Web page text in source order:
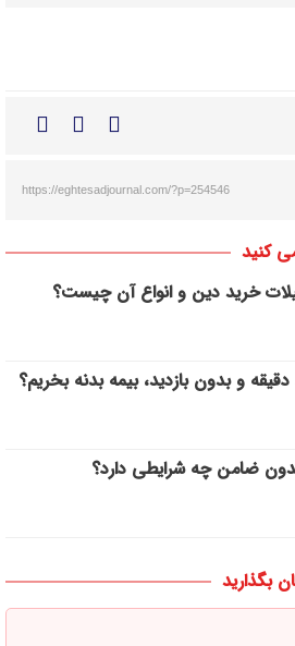
https://eghtesadjournal.com/?p=254546
کنید
خرید دین و انواع آن چیست؟
و بدون بازدید، بیمه بدنه بخریم؟
ضامن چه شرایطی دارد؟
بگذارید